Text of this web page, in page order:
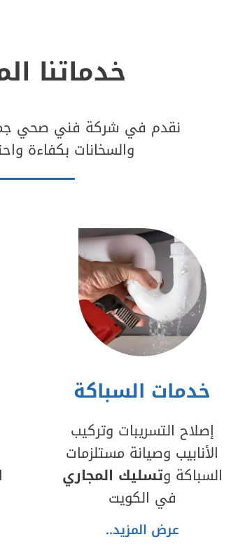
خدماتنا
نقدم في شركة فني صحي
والسخانات بكفاءة
خدمات السباكة
إصلاح التسريبات وتركيب
الأنابيب وصيانة مستلزمات
السباكة وتسليك المجاري
في الكويت
عرض المزيد..